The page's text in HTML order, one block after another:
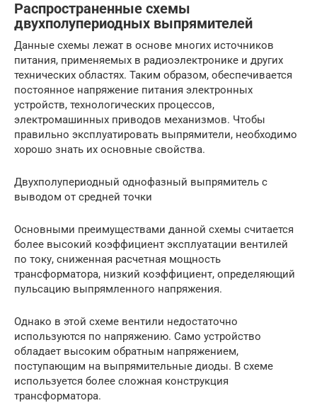
Распространенные схемы
двухполупериодных выпрямителей
Данные схемы лежат в основе многих источников
питания, применяемых в радиоэлектронике и других
технических областях. Таким образом, обеспечивается
постоянное напряжение питания электронных
устройств, технологических процессов,
электромашинных приводов механизмов. Чтобы
правильно эксплуатировать выпрямители, необходимо
хорошо знать их основные свойства.
Двухполупериодный однофазный выпрямитель с
выводом от средней точки
Основными преимуществами данной схемы считается
более высокий коэффициент эксплуатации вентилей
по току, сниженная расчетная мощность
трансформатора, низкий коэффициент, определяющий
пульсацию выпрямленного напряжения.
Однако в этой схеме вентили недостаточно
используются по напряжению. Само устройство
обладает высоким обратным напряжением,
поступающим на выпрямительные диоды. В схеме
используется более сложная конструкция
трансформатора.